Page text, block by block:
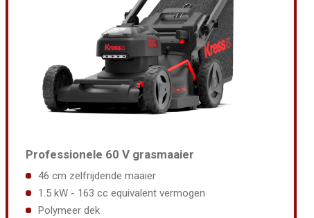
Professionele 60 V grasmaaier
46 cm zelfrijdende maaier
1.5 kW - 163 cc equivalent vermogen
Polymeer dek